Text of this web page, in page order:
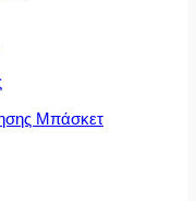
Μπάσκετ